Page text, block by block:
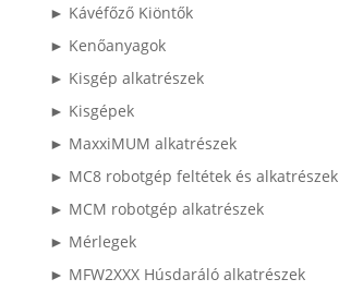
► Kávéfőző Kiöntők
► Kenőanyagok
► Kisgép alkatrészek
► Kisgépek
► MaxxiMUM alkatrészek
► MC8 robotgép feltétek és alkatrészek
► MCM robotgép alkatrészek
► Mérlegek
► MFW2XXX Húsdaráló alkatrészek